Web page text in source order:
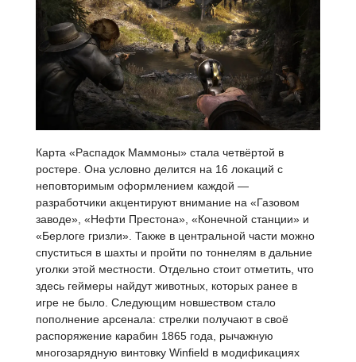
Карта «Распадок Маммоны» стала четвёртой в
ростере. Она условно делится на 16 локаций с
неповторимым оформлением каждой —
разработчики акцентируют внимание на «Газовом
заводе», «Нефти Престона», «Конечной станции» и
«Берлоге гризли». Также в центральной части можно
спуститься в шахты и пройти по тоннелям в дальние
уголки этой местности. Отдельно стоит отметить, что
здесь геймеры найдут животных, которых ранее в
игре не было. Следующим новшеством стало
пополнение арсенала: стрелки получают в своё
распоряжение карабин 1865 года, рычажную
многозарядную винтовку Winfield в модификациях